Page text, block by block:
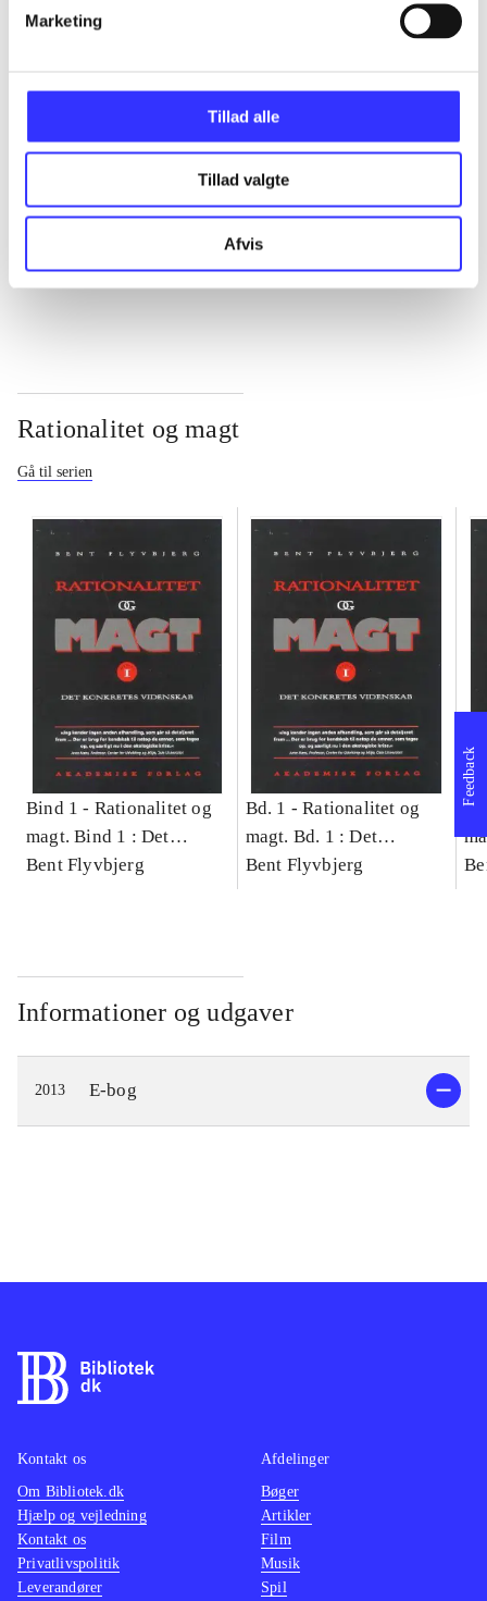
Marketing
Tillad alle
Tillad valgte
Afvis
Rationalitet og magt
Gå til serien
Bind 1 - Rationalitet og
magt. Bind 1 : Det
konkretes videnskab
Bent Flyvbjerg
Bd. 1 -Rationalitet og
magt. Bd. 1 : Det
konkretes videnskab
Bent Flyvbjerg
Informationer og udgaver
2013 E-bog
Feedback
Kontakt os
Om Bibliotek.dk
Hjælp og vejledning
Kontakt os
Privatlivspolitik
Leverandører
Afdelinger
Bøger
Artikler
Film
Musik
Spil